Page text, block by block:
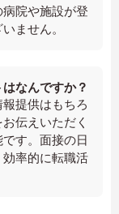
院や施設が登
ません。
なんですか？
提供はもちろ
伝えいただく
す。面接の日
率的に転職活